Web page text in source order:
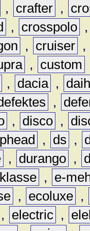
, crafter ,
, crosspolo
, cruiser ,
, custom
, dacia ,
,
, disco ,
, ds ,
, durango ,
,
e-
, ecoluxe ,
, electric ,